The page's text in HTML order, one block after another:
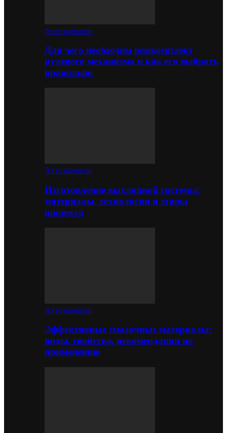
Автозапчасти
Для чего необходим ремкомплект
рулевого механизма и как его выбрать
правильно
Автозапчасти
Изготовление выхлопной системы:
материалы, технологии и этапы
процесса
Автозапчасти
Эффективные смазочные материалы:
виды, свойства, рекомендации по
применению